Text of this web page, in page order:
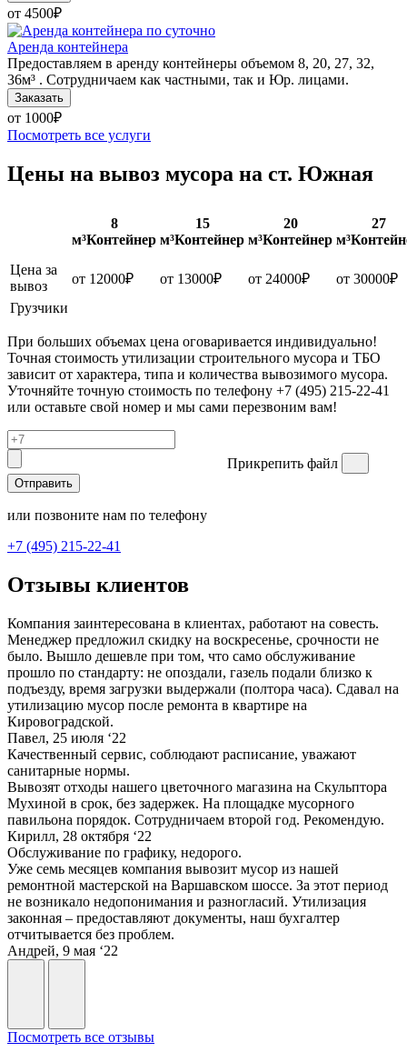
от 4500₽
Аренда контейнера
Предоставляем в аренду контейнеры объемом 8, 20, 27, 32,
36м³ . Сотрудничаем как частными, так и Юр. лицами.
Заказать
от 1000₽
Посмотреть все услуги
Цены на вывоз мусора на ст. Южная
8
м³Контейнер
15
м³Контейнер
20
м³Контейнер
27
м³
Цена за
вывоз
от 12000₽ от 13000₽ от 24000₽ от 30000₽
Грузчики
При больших объемах цена оговаривается индивидуально!
Точная стоимость утилизации строительного мусора и ТБО
зависит от характера, типа и количества вывозимого мусора.
Уточняйте точную стоимость по телефону +7 (495) 215-22-41
или оставьте свой номер и мы сами перезвоним вам!
Прикрепить файл
Отправить
или позвоните нам по телефону
+7 (495) 215-22-41
Отзывы клиентов
Компания заинтересована в клиентах, работают на совесть.
Менеджер предложил скидку на воскресенье, срочности не
было. Вышло дешевле при том, что само обслуживание
прошло по стандарту: не опоздали, газель подали близко к
подъезду, время загрузки выдержали (полтора часа). Сдавал на
утилизацию мусор после ремонта в квартире на
Кировоградской.
Павел, 25 июля ‘22
Качественный сервис, соблюдают расписание, уважают
санитарные нормы.
Вывозят отходы нашего цветочного магазина на Скульптора
Мухиной в срок, без задержек. На площадке мусорного
павильона порядок. Сотрудничаем второй год. Рекомендую.
Кирилл, 28 октября ‘22
Обслуживание по графику, недорого.
Уже семь месяцев компания вывозит мусор из нашей
ремонтной мастерской на Варшавском шоссе. За этот период
не возникало недопонимания и разногласий. Утилизация
законная – предоставляют документы, наш бухгалтер
отчитывается без проблем.
Андрей, 9 мая ‘22
Посмотреть все отзывы